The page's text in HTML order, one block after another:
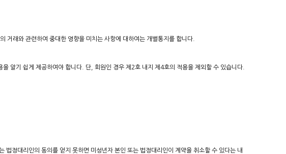
래와 관련하여 중대한 영향을 미치는 사항에 대하여는 개별통지를 합니다.
알기 쉽게 제공하여야 합니다. 단, 회원인 경우 제2호 내지 제4호의 적용을 제외할 수 있습니다.
정대리인의 동의를 얻지 못하면 미성년자 본인 또는 법정대리인이 계약을 취소할 수 있다는 내